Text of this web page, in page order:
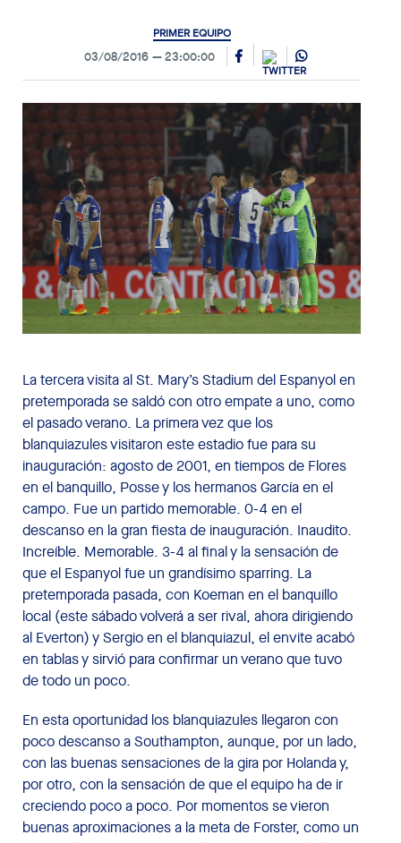
PRIMER EQUIPO
03/08/2016 23:00:00
La tercera visita al St. Mary’s Stadium del Espanyol en
pretemporada se saldó con otro empate a uno, como
el pasado verano. La primera vez que los
blanquiazules visitaron este estadio fue para su
inauguración: agosto de 2001, en tiempos de Flores
en el banquillo, Posse y los hermanos García en el
campo. Fue un partido memorable. 0-4 en el
descanso en la gran fiesta de inauguración. Inaudito.
Increíble. Memorable. 3-4 al final y la sensación de
que el Espanyol fue un grandísimo sparring. La
pretemporada pasada, con Koeman en el banquillo
local (este sábado volverá a ser rival, ahora dirigiendo
al Everton) y Sergio en el blanquiazul, el envite acabó
en tablas y sirvió para confirmar un verano que tuvo
de todo un poco.
En esta oportunidad los blanquiazules llegaron con
poco descanso a Southampton, aunque, por un lado,
con las buenas sensaciones de la gira por Holanda y,
por otro, con la sensación de que el equipo ha de ir
creciendo poco a poco. Por momentos se vieron
buenas aproximaciones a la meta de Forster, como un